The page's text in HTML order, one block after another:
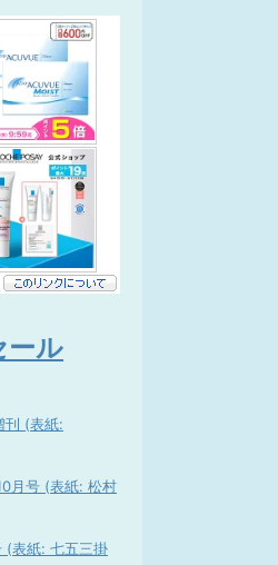
ール
刊 (表紙:
月号 (表紙: 松村
表紙: 七五三掛